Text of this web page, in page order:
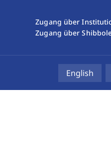
Zugang über
Zugang über
English